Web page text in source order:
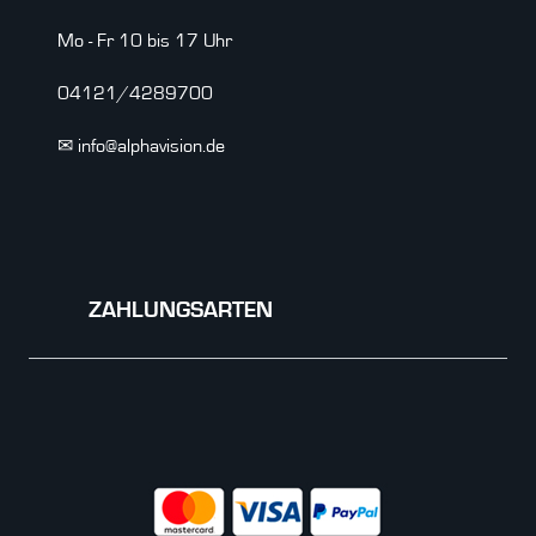
Mo - Fr 10 bis 17 Uhr
04121/4289700
✉ info@alphavision.de
ZAHLUNGSARTEN